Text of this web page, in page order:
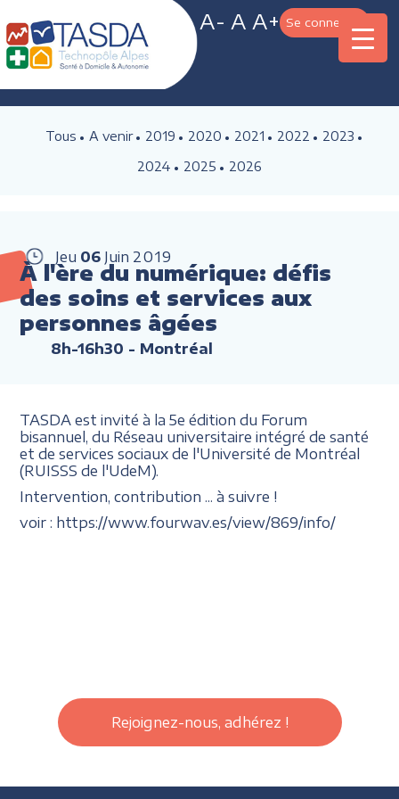
A- A A+ Se connecter
Tous A venir 2019 2020 2021 2022
2023
2024
2025 2026
Jeu 06 Juin 2019
À l'ère du numérique: défis
des soins et services aux
personnes âgées
8h-16h30 - Montréal
TASDA est invité à la 5e édition du Forum
bisannuel, du Réseau universitaire intégré de santé
et de services sociaux de l'Université de Montréal
(RUISSS de l'UdeM).
Intervention, contribution ... à suivre !
voir : https://www.fourwav.es/view/869/info/
Rejoignez-nous, adhérez !